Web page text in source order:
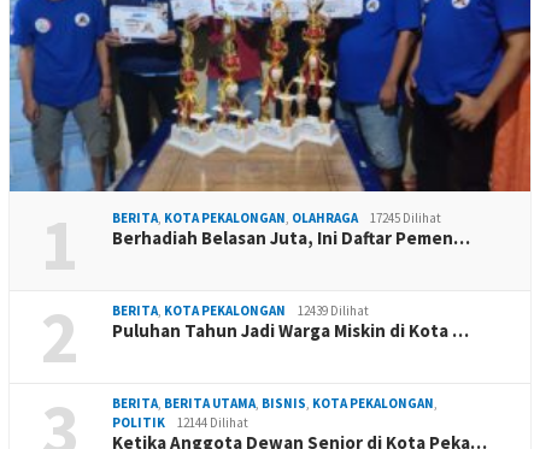
1 BERITA, KOTA PEKALONGAN, OLAHRAGA 17245 Dilihat
Berhadiah Belasan Juta, Ini Daftar Pemen…
2 BERITA, KOTA PEKALONGAN 12439 Dilihat
Puluhan Tahun Jadi Warga Miskin di Kota …
3 BERITA, BERITA UTAMA, BISNIS, KOTA PEKALONGAN,
POLITIK
12144 Dilihat
Ketika Anggota Dewan Senior di Kota Peka…